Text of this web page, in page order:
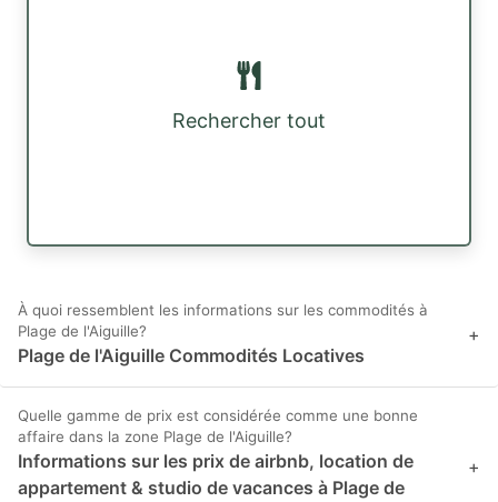
Rechercher tout
À quoi ressemblent les informations sur les commodités à
Plage de l'Aiguille?
Plage de l'Aiguille Commodités Locatives
+
Quelle gamme de prix est considérée comme une bonne
affaire dans la zone Plage de l'Aiguille?
Informations sur les prix de airbnb, location de
appartement & studio de vacances à Plage de
+